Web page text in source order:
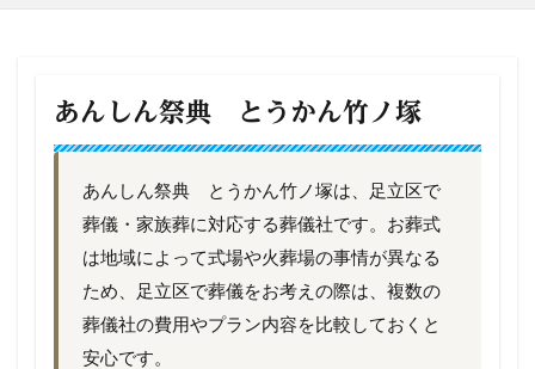
あんしん祭典 とうかん竹ノ塚
あんしん祭典 とうかん竹ノ塚は、足立区で
葬儀・家族葬に対応する葬儀社です。お葬式
は地域によって式場や火葬場の事情が異なる
ため、足立区で葬儀をお考えの際は、複数の
葬儀社の費用やプラン内容を比較しておくと
安心です。